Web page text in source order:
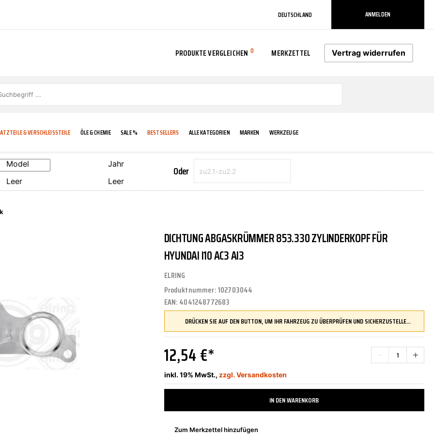
DEUTSCHLAND ANMELDEN
PRODUKTE VERGLEICHEN 0 MERKZETTEL Vertrag widerrufen
& VERSCHLEISSTEILE ÖLE & CHEMIE SALE % BESTSELLERS ALLE KATEGORIEN MARKEN WERKZEUGE
KÜHLERGRILL
VERBREITERUNG
TRITTBRETTER ÜBERROLLBÜGEL
CARCARE ELEKTRIK
KLIMAANLAGE KOMFORTSYSTEME
LENKUNG
FROSTSCHUTZ TECHNIK & WARTUNG
REINIGUNGS-/PFLEGEMITTEL
ADDINOL AS-PL
DR.WACK DUPLI-COLOR
LIQUI MOLY
Model
Leer
Jahr
Leer
Oder
DICHTUNG ABGASKRÜMMER 853.330 ZYLINDERKOPF FÜR
HYUNDAI I10 AC3 AI3
ELRING
Produktnummer:102703044
EAN: 4041248772683
DRÜCKEN SIE AUF DEN BUTTON, UM IHR FAHRZEUG ZU ÜBERPRÜFEN UND SICHERZUSTELLEN, DASS DIESES TEIL KOMPATIBEL IST, BEVOR SIE ES BESTELLEN
12,54 €*
inkl. 19% MwSt., zzgl. Versandkosten
IN DEN WARENKORB
Zum Merkzettel hinzufügen